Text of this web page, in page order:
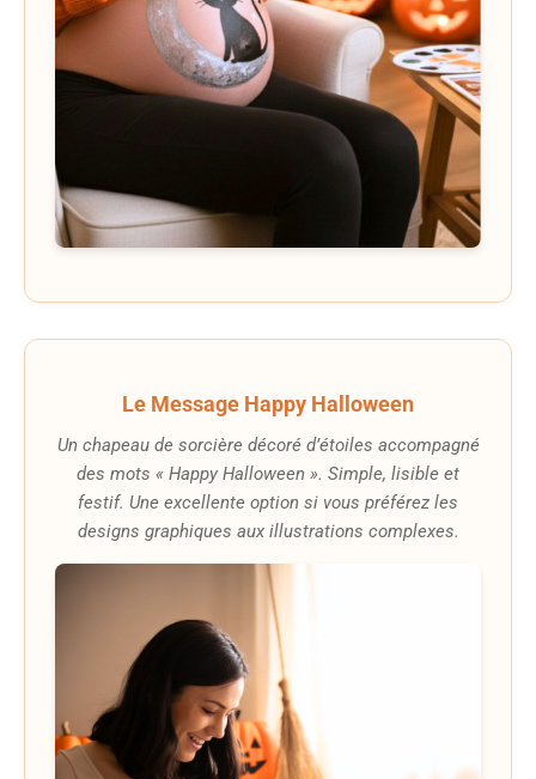
Le Message Happy Halloween
Un chapeau de sorcière décoré d’étoiles accompagné
des mots « Happy Halloween ». Simple, lisible et
festif. Une excellente option si vous préférez les
designs graphiques aux illustrations complexes.